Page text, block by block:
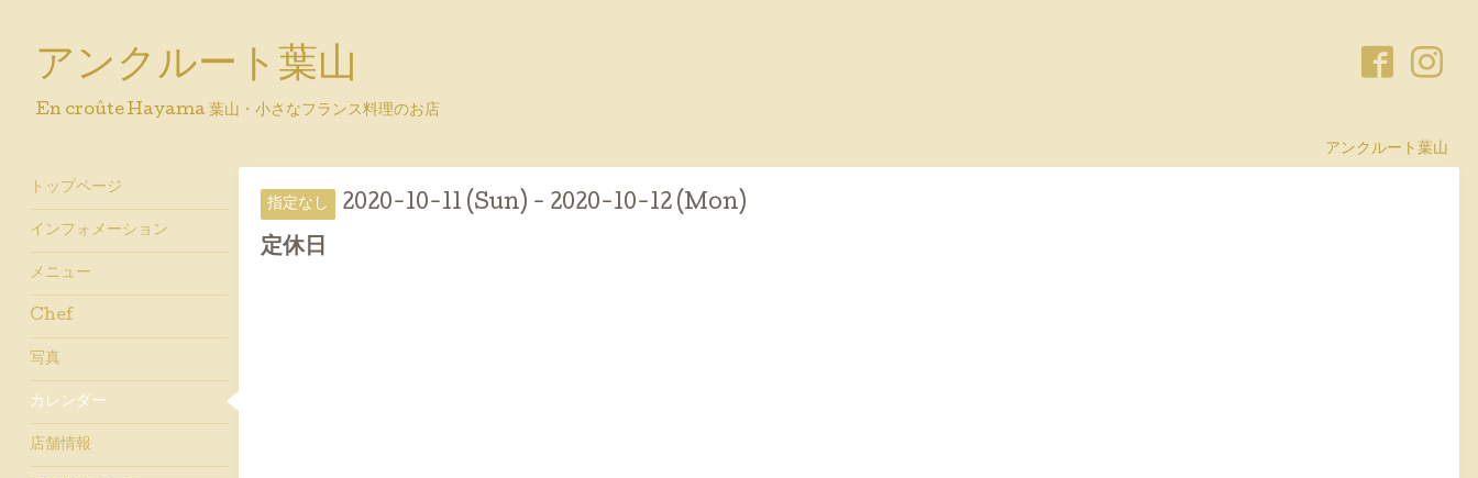
アンクルート葉山
En croûte Hayama 葉山・小さなフランス料理のお店
アンクルート葉山
指定なし 2020-10-11 (Sun) - 2020-10-12 (Mon)
定休日
トップページ
インフォメーション
メニュー
Chef
写真
カレンダー
店舗情報